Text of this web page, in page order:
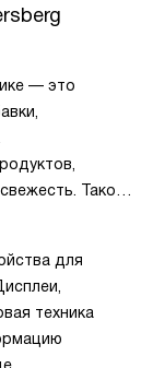
— это
Такой
и плесень,
пищи. Это
или
для
техника